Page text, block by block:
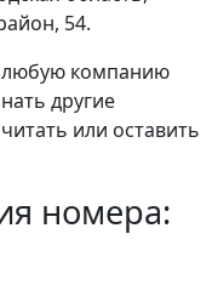
54.
компанию
другие
или оставить
номера: